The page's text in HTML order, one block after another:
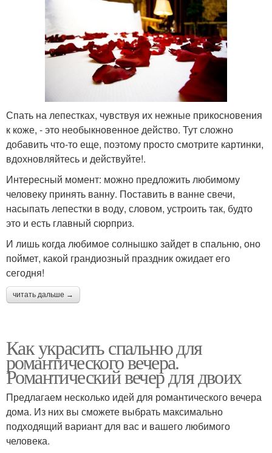
Спать на лепестках, чувствуя их нежные прикосновения
к коже, - это необыкновенное действо. Тут сложно
добавить что-то еще, поэтому просто смотрите картинки,
вдохновляйтесь и действуйте!.
Интересный момент: можно предложить любимому
человеку принять ванну. Поставить в ванне свечи,
насыпать лепестки в воду, словом, устроить так, будто
это и есть главный сюрприз.
И лишь когда любимое солнышко зайдет в спальню, оно
поймет, какой грандиозный праздник ожидает его
сегодня!
читать дальше →
Как украсить спальню для
романтического вечера.
Романтический вечер для двоих
Предлагаем несколько идей для романтического вечера
дома. Из них вы сможете выбрать максимально
подходящий вариант для вас и вашего любимого
человека.